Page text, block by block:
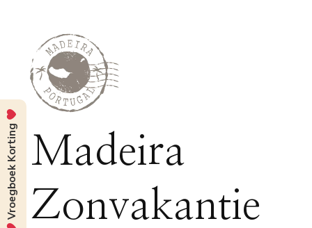
Madeira
Zonvakantie
Vroegboek Korting